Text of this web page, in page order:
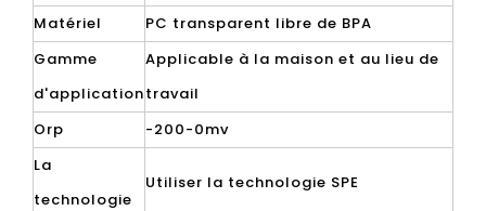
Matériel
PC transparent libre de BPA
Gamme
d'application
Applicable à la maison et au lieu de
travail
Orp
-200-0mv
La
technologie
Utiliser la technologie SPE